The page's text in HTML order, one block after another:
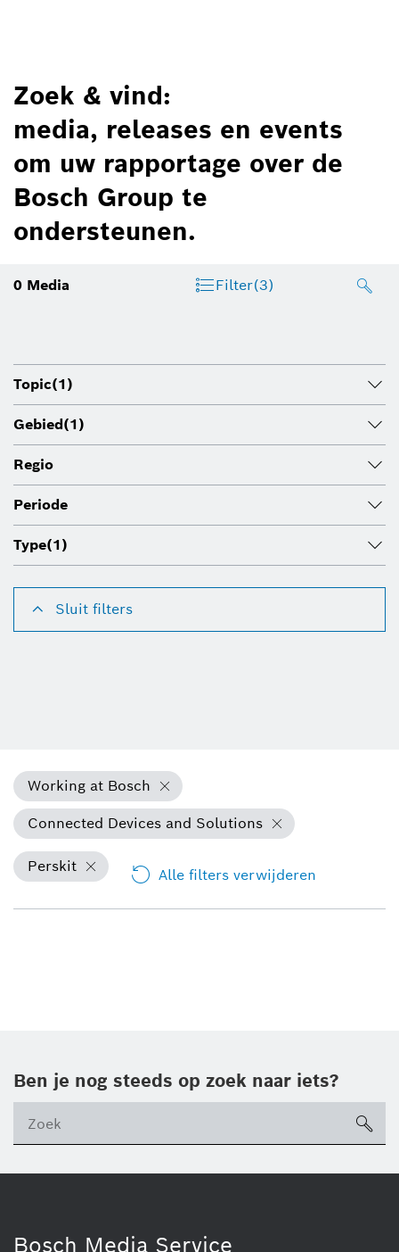
Zoek & vind:
media, releases en events
om uw rapportage over de
Bosch Group te
ondersteunen.
0 Media Filter(3)
Topic(1)
Gebied(1)
Regio
Periode
Type(1)
Sluit filters
Working at Bosch
Connected Devices and Solutions
Perskit Alle filters verwijderen
Ben je nog steeds op zoek naar iets?
Bosch Media Service